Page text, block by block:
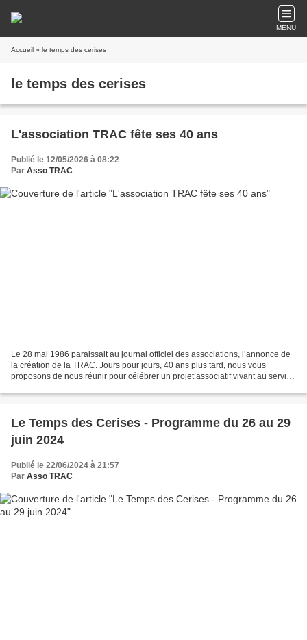
MENU
Accueil » le temps des cerises
le temps des cerises
L'association TRAC fête ses 40 ans
Publié le 12/05/2026 à 08:22
Par Asso TRAC
Le 28 mai 1986 paraissait au journal officiel des associations, l’annonce de
la création de la TRAC. Jours pour jours, 40 ans plus tard, nous vous
proposons de nous réunir pour célébrer un projet associatif vivant au service
Le Temps des Cerises - Programme du 26 au 29
juin 2024
Publié le 22/06/2024 à 21:57
Par Asso TRAC